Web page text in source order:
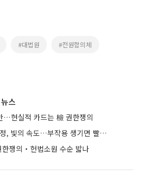
#대법원 #전원합의체
스
…현실적 카드는 檢 권한쟁의
정성호 “형소법 개정, 빛의 속도…부작용 생기면 빨리 고쳐야”
쟁의‧헌법소원 수순 밟나